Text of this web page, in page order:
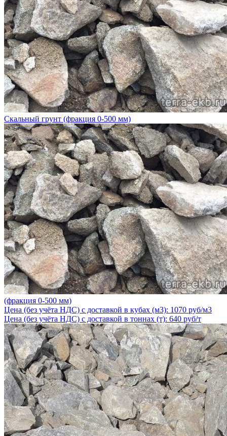
Скальный грунт (фракция 0-500 мм)
(фракция 0-500 мм)
Цена (без учёта НДС) с доставкой в кубах (м3): 1070 руб/м3
Цена (без учёта НДС) с доставкой в тоннах (т): 640 руб/т